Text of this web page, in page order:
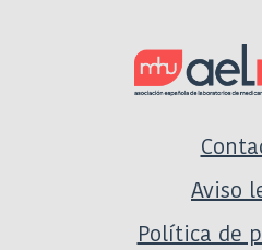
Aviso
Política de